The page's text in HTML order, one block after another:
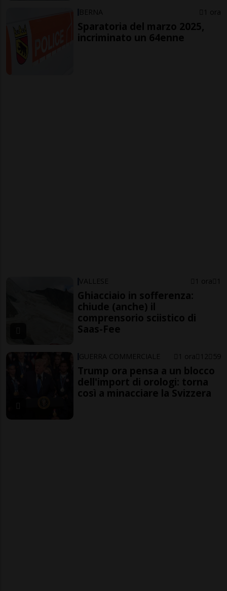
BERNA 1 ora
Sparatoria del marzo 2025,
incriminato un 64enne
VALLESE 1 ora 1
Ghiacciaio in sofferenza:
chiude (anche) il
comprensorio sciistico di
Saas-Fee
GUERRA COMMERCIALE 1 ora 12 59
Trump ora pensa a un blocco
dell'import di orologi: torna
così a minacciare la Svizzera